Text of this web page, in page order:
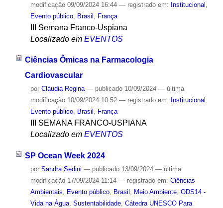
modificação09/09/2024 16:44 — registrado em: Institucional
Evento público, Brasil França
III Semana Franco-Uspiana
Localizado em EVENTOS
Ciências Ômicas na Farmacologia
Cardiovascular
por Cláudia Regina — publicado10/09/2024 — última
modificação10/09/2024 10:52 — registrado em: Institucional ,
Evento público, Brasil , França
III SEMANA FRANCO-USPIANA
Localizado em EVENTOS
SP Ocean Week 2024
por Sandra Sedini — publicado13/09/2024 — última
modificação17/09/2024 11:14 — registrado em: Ciências
Ambientais, Evento público, Brasil , Meio Ambiente, ODS14 -
Vida na Água, Sustentabilidade, Cátedra UNESCO Para